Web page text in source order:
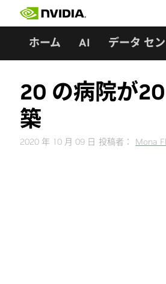
ホーム AI データ セ
20 の病院が
築
2020 年 10 月 09 日 投稿者： Mona